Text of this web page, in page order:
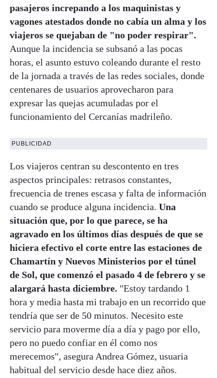
pasajeros increpando a los maquinistas y
vagones atestados donde no cabía un alma y los
viajeros se quejaban de "no poder respirar".
Aunque la incidencia se subsanó a las pocas
horas, el asunto estuvo coleando durante el resto
de la jornada a través de las redes sociales, donde
centenares de usuarios aprovecharon para
expresar las quejas acumuladas por el
funcionamiento del Cercanías madrileño.
PUBLICIDAD
Los viajeros centran su descontento en tres
aspectos principales: retrasos constantes,
frecuencia de trenes escasa y falta de información
cuando se produce alguna incidencia. Una
situación que, por lo que parece, se ha
agravado en los últimos días después de que se
hiciera efectivo el corte entre las estaciones de
Chamartín y Nuevos Ministerios por el túnel
de Sol, que comenzó el pasado 4 de febrero y se
alargará hasta diciembre. "Estoy tardando 1
hora y media hasta mi trabajo en un recorrido que
tendría que ser de 50 minutos. Necesito este
servicio para moverme día a día y pago por ello,
pero no puedo confiar en él como nos
merecemos", asegura Andrea Gómez, usuaria
habitual del servicio desde hace diez años.